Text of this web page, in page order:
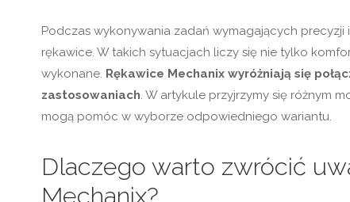
Podczas wykonywania zadań wymagających
rękawice. W takich sytuacjach liczy się nie tylko
wykonane. Rękawice Mechanix wyróżniają się
zastosowaniach. W artykule przyjrzymy się różnym
mogą pomóc w wyborze odpowiedniego wariantu.
Dlaczego warto zwrócić
Mechanix?